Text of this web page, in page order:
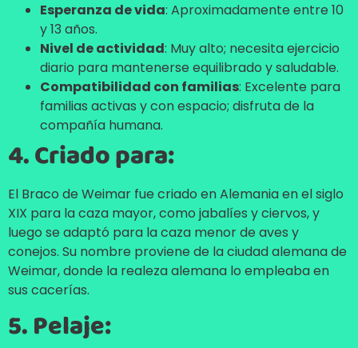
Esperanza de vida: Aproximadamente entre 10
y 13 años.
Nivel de actividad: Muy alto; necesita ejercicio
diario para mantenerse equilibrado y saludable.
Compatibilidad con familias: Excelente para
familias activas y con espacio; disfruta de la
compañía humana.
4. Criado para:
El Braco de Weimar fue criado en Alemania en el siglo
XIX para la caza mayor, como jabalíes y ciervos, y
luego se adaptó para la caza menor de aves y
conejos. Su nombre proviene de la ciudad alemana de
Weimar, donde la realeza alemana lo empleaba en
sus cacerías.
5. Pelaje: